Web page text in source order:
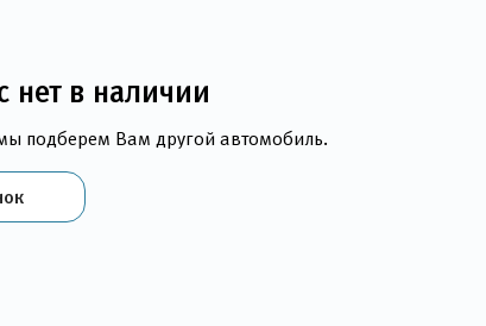
нет в наличии
подберем Вам другой автомобиль.